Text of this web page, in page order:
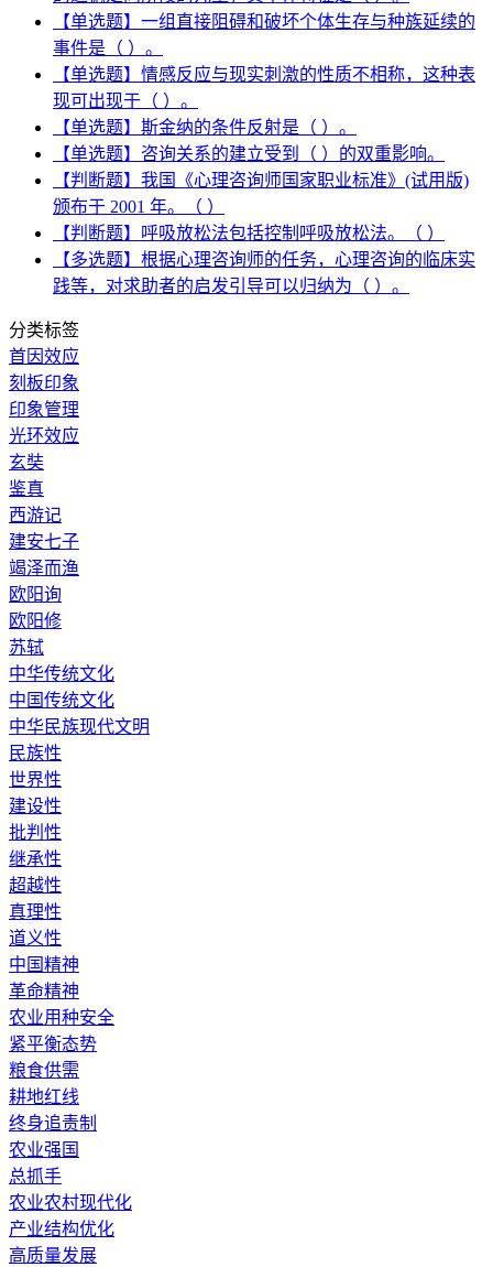
【单选题】一组直接阻碍和破坏个体生存与种族延续的
事件是（ ）。
【单选题】情感反应与现实刺激的性质不相称，这种表
现可出现于（ ）。
【单选题】斯金纳的条件反射是（ ）。
【单选题】咨询关系的建立受到（ ）的双重影响。
【判断题】我国《心理咨询师国家职业标准》(试用版)
颁布于 2001 年。（ ）
【判断题】呼吸放松法包括控制呼吸放松法。（ ）
【多选题】根据心理咨询师的任务，心理咨询的临床实
践等，对求助者的启发引导可以归纳为（ ）。
分类标签
首因效应
刻板印象
印象管理
光环效应
玄奘
鉴真
西游记
建安七子
竭泽而渔
欧阳询
欧阳修
苏轼
中华传统文化
中国传统文化
中华民族现代文明
民族性
世界性
建设性
批判性
继承性
超越性
真理性
道义性
中国精神
革命精神
农业用种安全
紧平衡态势
粮食供需
耕地红线
终身追责制
农业强国
总抓手
农业农村现代化
产业结构优化
高质量发展